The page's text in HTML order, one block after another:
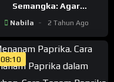
Semangka: Agar
Nabila 2 Tahun Ago
08:10